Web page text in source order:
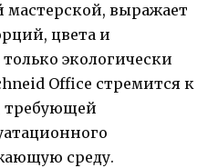
мастерской, выражает
цвета и
экологически
Office стремится к
требующей
среду.